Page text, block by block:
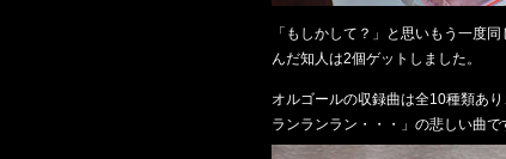
「もしかして？」と思いもう一度
んだ知人は2個ゲットしました。
オルゴールの収録曲は全10種類あ
ランランラン・・・」の悲しい曲で